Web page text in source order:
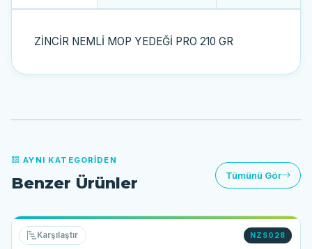
ZİNCİR NEMLİ MOP YEDEĞİ PRO 210 GR
AYNI KATEGORIDEN
Benzer Ürünler Tümünü Gör
NZS028
Karşılaştır